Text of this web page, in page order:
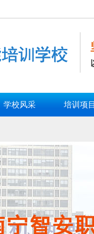
学校风采 培训项